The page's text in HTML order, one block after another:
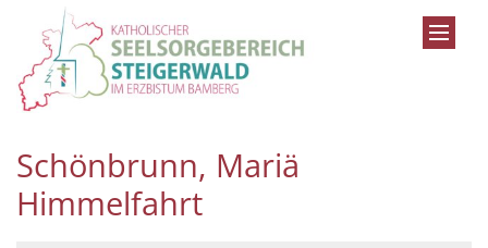
Zum Inhalt springen
Schönbrunn, Mariä
Himmelfahrt